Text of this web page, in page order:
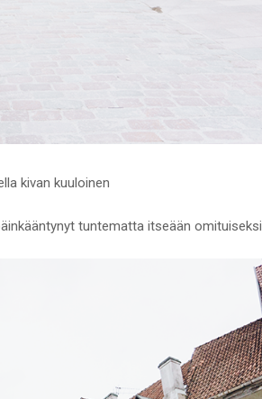
kivan kuuloinen
tuntematta itseään omituiseksi